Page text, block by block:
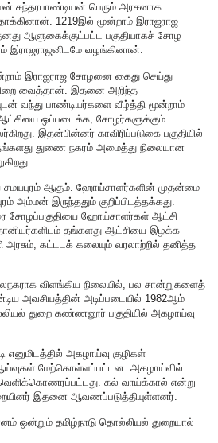
சுந்தரபாண்டியன் பெரும் அரசனாக
1219இல் மூன்றாம் இராஜராஜ
ஆளுகைக்குட்பட்ட பகுதியாகச் சோழ
இராஜராஜனிடமே வழங்கினான்.
இராஜராஜ சோழனை கைது செய்து
வைத்தான். இதனை அறிந்த
வந்து பாண்டியர்களை வீழ்த்தி மூன்றாம்
ஒப்படைக்க, சோழர்களுக்கும்
இதன்பின்னர் காவிரிப்படுகை பகுதியில்
துணை நகரம் அமைத்து நிலையான
ஆகும். ஹோய்சாளர்களின் முதன்மை
அம்மன் இருந்ததும் குறிப்பிடத்தக்கது.
சோழப்பகுதியை ஹோய்சாளர்கள் ஆட்சி
தங்களது ஆட்சியை இழக்க
கட்டடக் கலையும் வரலாற்றில் தனித்த
விளங்கிய நிலையில், பல சான்றுகளைத்
அவசியத்தின் அடிப்படையில் 1982ஆம்
துறை கண்ணனூர் பகுதியில் அகழாய்வு
அகழாய்வு குழிகள்
மேற்கொள்ளப்பட்டன. அகழாய்வில்
கல் வாய்க்கால் என்று
இதனை ஆவணப்படுத்தியுள்ளனர்.
ஒன்றும் தமிழ்நாடு தொல்லியல் துறையால்